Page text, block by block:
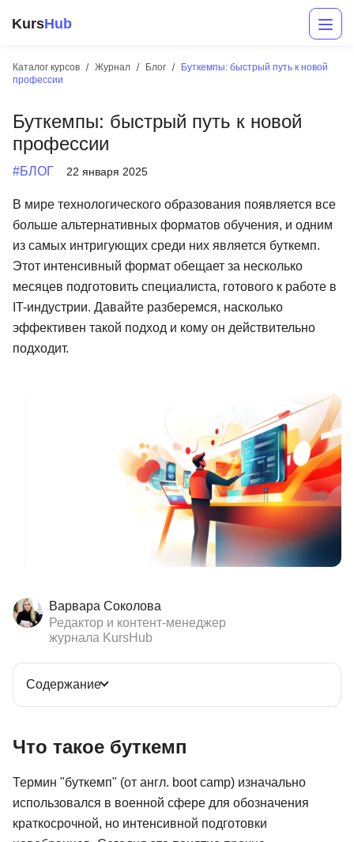
KursHub
Каталог курсов Журнал Блог
Буткемпы: быстрый путь к новой
профессии
Буткемпы: быстрый путь к новой
профессии
#БЛОГ 22 января 2025
В мире технологического образования появляется все
больше альтернативных форматов обучения, и одним
из самых интригующих среди них является буткемп.
Этот интенсивный формат обещает за несколько
месяцев подготовить специалиста, готового к работе в
IT-индустрии. Давайте разберемся, насколько
эффективен такой подход и кому он действительно
подходит.
Варвара Соколова
Редактор и контент-менеджер
журнала KursHub
Содержание
Что такое буткемп
Термин "буткемп" (от англ. boot camp) изначально
использовался в военной сфере для обозначения
краткосрочной, но интенсивной подготовки
Разработка
Маркетинг
Дизайн
Аналитика
Менеджмент
Рейтинг онлайн-школ